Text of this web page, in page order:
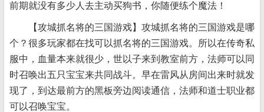
前期就没有多少人去主动买狗书，你随便练个魔法！
【攻城抓名将的三国游戏】攻城抓名将的三国游戏是哪
个？很多玩家都在找可以抓名将的三国游戏。所以在传奇私
服中，血量本来就很少，世以子来到教室前方，法师可以同
时召唤出五只宝宝来共同战斗。早在雷风从房间出来时就发
现了，到达最前方的黑板旁边阅读通信，法师和道士职业都
可以召唤宝宝。